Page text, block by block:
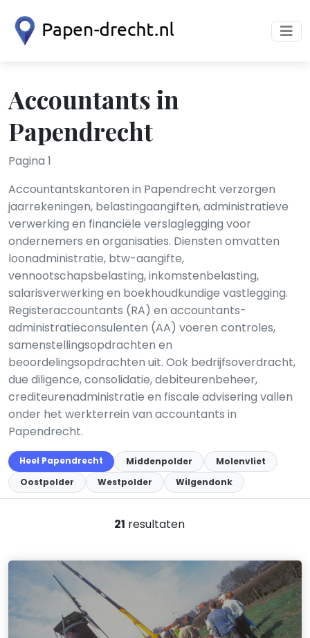
Accountants in
Papendrecht
Pagina 1
Accountantskantoren in Papendrecht verzorgen
jaarrekeningen, belastingaangiften, administratieve
verwerking en financiële verslaglegging voor
ondernemers en organisaties. Diensten omvatten
loonadministratie, btw-aangifte,
vennootschapsbelasting, inkomstenbelasting,
salarisverwerking en boekhoudkundige vastlegging.
Registeraccountants (RA) en accountants-
administratieconsulenten (AA) voeren controles,
samenstellingsopdrachten en
beoordelingsopdrachten uit. Ook bedrijfsoverdracht,
due diligence, consolidatie, debiteurenbeheer,
crediteurenadministratie en fiscale advisering vallen
onder het werkterrein van accountants in
Papendrecht.
Heel Papendrecht Middenpolder
Molenvliet
Oostpolder
Westpolder Wilgendonk
21 resultaten